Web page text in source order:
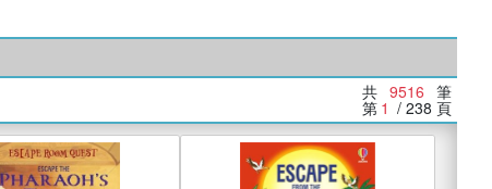
共 9516 筆
第 1 / 238 頁